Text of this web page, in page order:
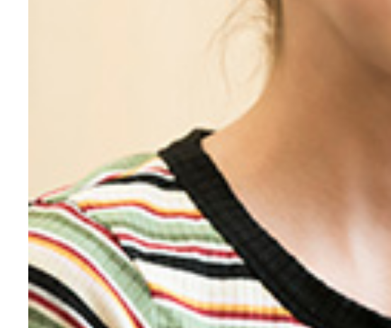
今田耕司が「今年ブレイク間違いナシ」と太鼓判を押した本郷杏奈